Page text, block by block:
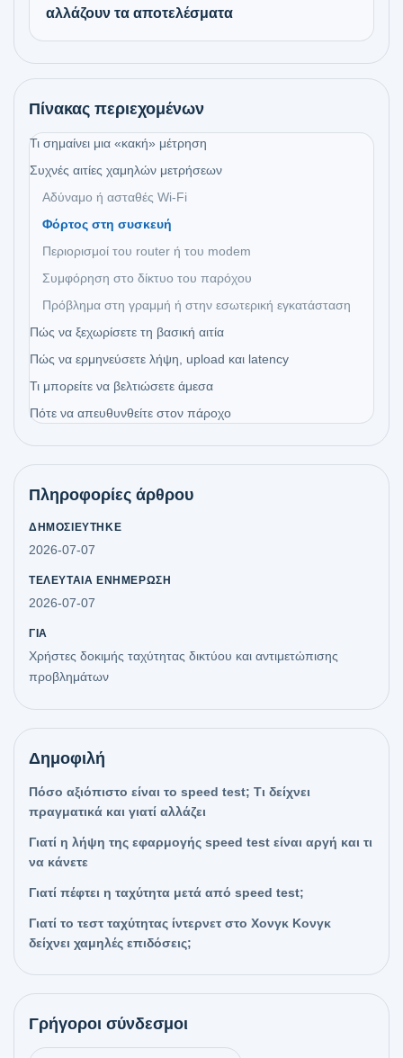
αλλάζουν τα αποτελέσματα
Πίνακας περιεχομένων
Τι σημαίνει μια «κακή» μέτρηση
Συχνές αιτίες χαμηλών μετρήσεων
Αδύναμο ή ασταθές Wi‑Fi
Φόρτος στη συσκευή
Περιορισμοί του router ή του modem
Συμφόρηση στο δίκτυο του παρόχου
Πρόβλημα στη γραμμή ή στην εσωτερική εγκατάσταση
Πώς να ξεχωρίσετε τη βασική αιτία
Πώς να ερμηνεύσετε λήψη, upload και latency
Τι μπορείτε να βελτιώσετε άμεσα
Πότε να απευθυνθείτε στον πάροχο
Πληροφορίες άρθρου
ΔΗΜΟΣΙΕΎΤΗΚΕ
2026-07-07
ΤΕΛΕΥΤΑΊΑ ΕΝΗΜΈΡΩΣΗ
2026-07-07
ΓΙΑ
Χρήστες δοκιμής ταχύτητας δικτύου και αντιμετώπισης
προβλημάτων
Δημοφιλή
Πόσο αξιόπιστο είναι το speed test; Τι δείχνει
πραγματικά και γιατί αλλάζει
Γιατί η λήψη της εφαρμογής speed test είναι αργή και τι
να κάνετε
Γιατί πέφτει η ταχύτητα μετά από speed test;
Γιατί το τεστ ταχύτητας ίντερνετ στο Χονγκ Κονγκ
δείχνει χαμηλές επιδόσεις;
Γρήγοροι σύνδεσμοι